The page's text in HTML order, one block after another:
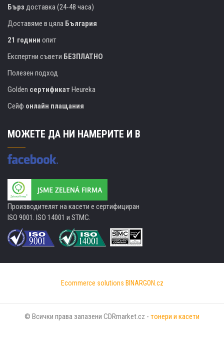
Бърз доставка (24-48 часа)
Доставяме в цяла България
21 години опит
Експертни съвети БЕЗПЛАТНО
Полезен подход
Golden сертификат Heureka
Сейф онлайн плащания
МОЖЕТЕ ДА НИ НАМЕРИТЕ И В
Производителят на касети е сертифициран
ISO 9001. ISO 14001 и STMC.
Ecommerce solutions BINARGON.cz
© Всички права запазени CDRmarket.cz - тонери и касети